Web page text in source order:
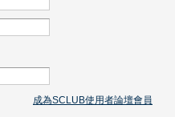
成為SCLUB使用者論壇會員